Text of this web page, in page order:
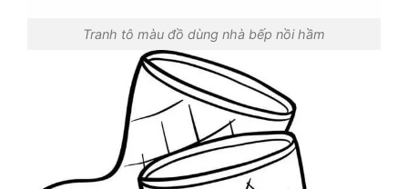
Tranh tô màu đồ dùng nhà bếp nồi hầm